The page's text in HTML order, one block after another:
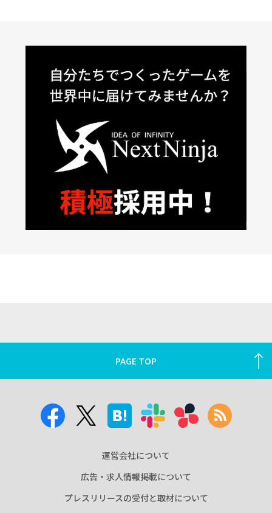
PAGE TOP
運営会社について
広告・求人情報掲載について
プレスリリースの受付と取材について